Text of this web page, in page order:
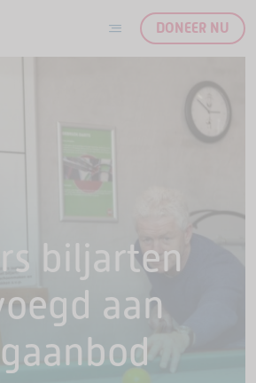
DONEER NU
biljarten
aan